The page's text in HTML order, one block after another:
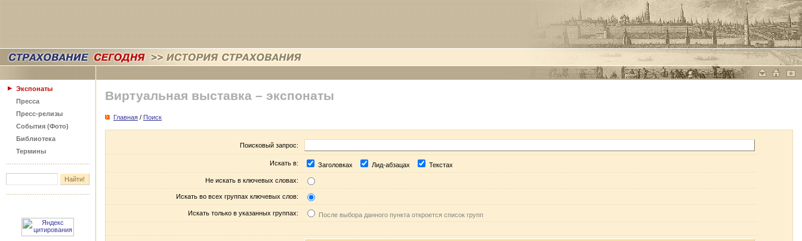
Экспонаты
Пресса
Пресс-релизы
События (Фото)
Библиотека
Термины
Виртуальная выставка – экспонаты
Главная / Поиск
Поисковый запрос:
Искать в: Заголовках Лид-абзацах Текстах
Не искать в ключевых словах:
Искать во всех группах ключевых слов:
Искать только в указанных группах: После выбора данного пункта откроется список групп